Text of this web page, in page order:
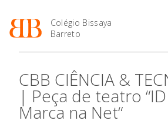
Colégio Bissaya
Barreto
Projeto Educativo
Organização
Colaboradores Docentes
Enriquecimento Curricular
Oferta Curricular
Atividades Extracurriculares
Profissionais
Matrículas
Horários e Manuais
2027
Calendários
Portal do Professor
CBB CIÊNCIA &
| Peça de teatro
Marca na Net“